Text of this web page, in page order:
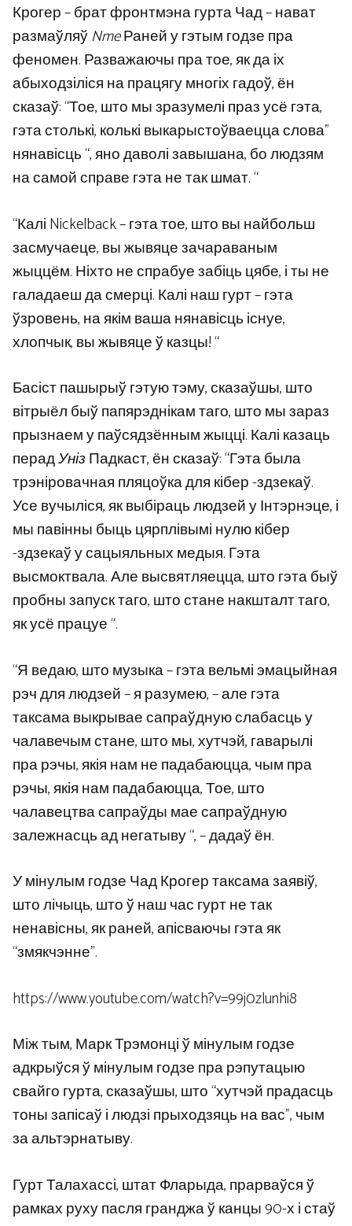
Крогер – брат фронтмэна гурта Чад – нават
размаўляўNmeРаней у гэтым годзе пра
феномен. Разважаючы пра тое, як да іх
абыходзіліся на працягу многіх гадоў, ён
сказаў: “Тое, што мы зразумелі праз усё гэта,
гэта столькі, колькі выкарыстоўваецца слова”
нянавісць “, яно даволі завышана, бо людзям
на самой справе гэта не так шмат. “
“Калі Nickelback – гэта тое, што вы найбольш
засмучаеце, вы жывяце зачараваным
жыццём. Ніхто не спрабуе забіць цябе, і ты не
галадаеш да смерці. Калі наш гурт – гэта
ўзровень, на якім ваша нянавісць існуе,
хлопчык, вы жывяце ў казцы! “
Басіст пашырыў гэтую тэму, сказаўшы, што
вітрыёл быў папярэднікам таго, што мы зараз
прызнаем у паўсядзённым жыцці. Калі казаць
перадУнізПадкаст, ён сказаў: “Гэта была
трэніровачная пляцоўка для кібер -здзекаў.
Усе вучыліся, як выбіраць людзей у Інтэрнэце, і
мы павінны быць цярплівымі нулю кібер
-здзекаў у сацыяльных медыя. Гэта
высмоктвала. Але высвятляецца, што гэта быў
пробны запуск таго, што стане накшталт таго,
як усё працуе “.
“Я ведаю, што музыка – гэта вельмі эмацыйная
рэч для людзей – я разумею, – але гэта
таксама выкрывае сапраўдную слабасць у
чалавечым стане, што мы, хутчэй, гаварылі
пра рэчы, якія нам не падабаюцца, чым пра
рэчы, якія нам падабаюцца, Тое, што
чалавецтва сапраўды мае сапраўдную
залежнасць ад негатыву “, – дадаў ён.
У мінулым годзе Чад Крогер таксама заявіў,
што лічыць, што ў наш час гурт не так
ненавісны, як раней, апісваючы гэта як
“змякчэнне”.
https://www.youtube.com/watch?v=99j0zlunhi8
Між тым, Марк Трэмонці ў мінулым годзе
адкрыўся ў мінулым годзе пра рэпутацыю
свайго гурта, сказаўшы, што “хутчэй прадасць
тоны запісаў і людзі прыходзяць на вас”, чым
за альтэрнатыву.
Гурт Талахассі, штат Фларыда, прарваўся ў
рамках руху пасля гранджа ў канцы 90-х і стаў